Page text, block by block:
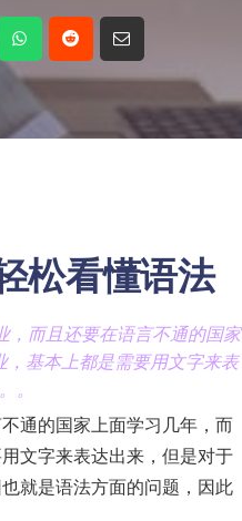
松看懂语法
，而且还要在语言不通的国家
基本上都是需要用文字来表
。
通的国家上面学习几年，而
文字来表达出来，但是对于
就是语法方面的问题，因此